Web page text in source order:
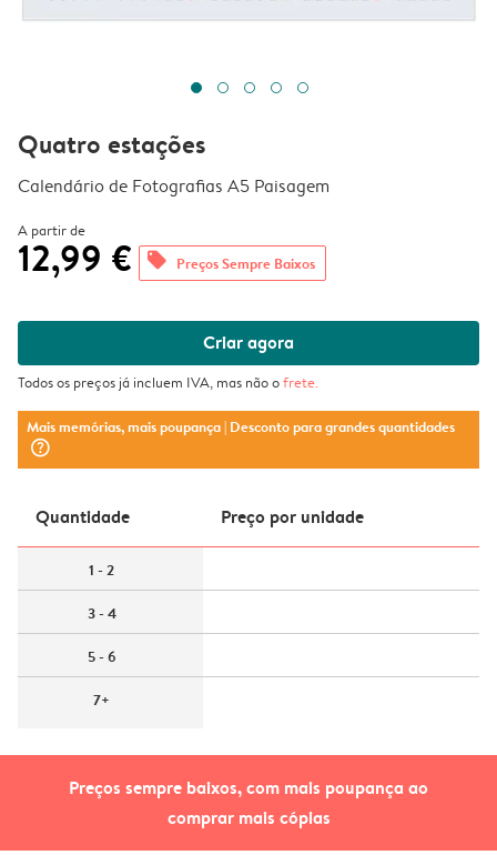
Preços sempre baixos, com mais poupança ao
comprar mais cópias
Quatro estações
Calendário de Fotografias A5 Paisagem
A partir de
12,99 € offers Preços Sempre Baixos
Criar agora
Todos os preços já incluem IVA, mas não ofrete.
Mais memórias, mais poupança| Desconto para grandes quantidades
question_mark_circle
Quantidade Preço por unidade
1 - 2
3 - 4
5 - 6
7+